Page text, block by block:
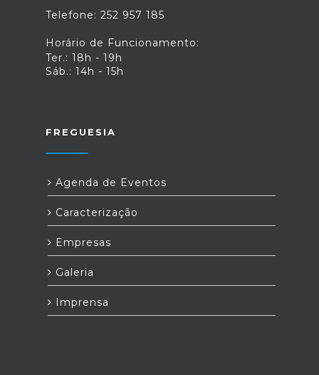
Telefone: 252 957 185
Horário de Funcionamento:
Ter.: 18h - 19h
Sáb.: 14h - 15h
FREGUESIA
Agenda de Eventos
Caracterização
Empresas
Galeria
Imprensa